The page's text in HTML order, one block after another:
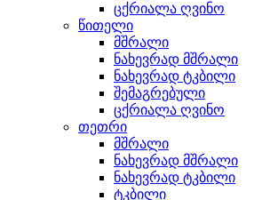
ცქრიალა ღვინო
წითელი
მშრალი
ნახევრად მშრალი
ნახევრად ტკბილი
შემაგრებული
ცქრიალა ღვინო
თეთრი
მშრალი
ნახევრად მშრალი
ნახევრად ტკბილი
ტკბილი